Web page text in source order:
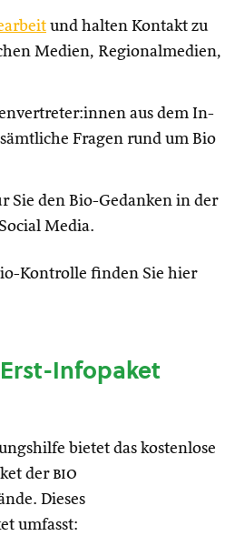
und halten Kontakt zu
Medien, Regionalmedien,
aus dem In-
Fragen rund um Bio
Sie den Bio-Gedanken in der
Media.
Kontrolle finden Sie hier
Infopaket
bietet das kostenlose
der bio
Dieses
umfasst: